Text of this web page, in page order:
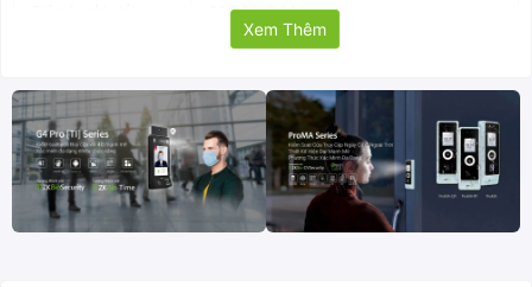
3A@36VDC Max
EX-800B: 86L x 86L x 20 (mm)
Nhiệt độ hoạt động 10 – +55℃ (14-131F).
Độ ẩm hoạt động 0-95% (non- condensing)
Xem Thêm